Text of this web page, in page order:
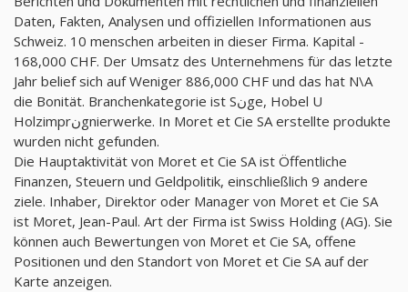
Daten, Fakten, Analysen und offiziellen Informationen aus
Schweiz. 10 menschen arbeiten in dieser Firma. Kapital -
168,000 CHF. Der Umsatz des Unternehmens für das letzte
Jahr belief sich auf Weniger 886,000 CHF und das hat N\A
die Bonität. Branchenkategorie ist Sنge, Hobel U
Holzimprنgnierwerke. In Moret et Cie SA erstellte produkte
wurden nicht gefunden.
Die Hauptaktivität von Moret et Cie SA ist Öffentliche
Finanzen, Steuern und Geldpolitik, einschließlich 9 andere
ziele. Inhaber, Direktor oder Manager von Moret et Cie SA
ist Moret, Jean-Paul. Art der Firma ist Swiss Holding (AG). Sie
können auch Bewertungen von Moret et Cie SA, offene
Positionen und den Standort von Moret et Cie SA auf der
Karte anzeigen.